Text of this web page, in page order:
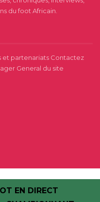
du foot Africain.
et partenariats Contactez
General du site
EN DIRECT